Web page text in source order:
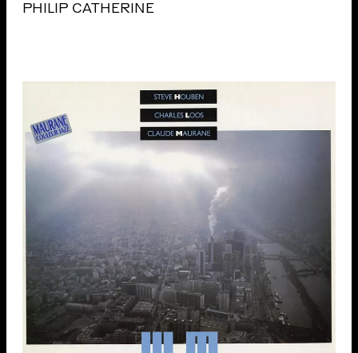
PHILIP CATHERINE